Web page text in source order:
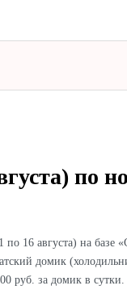
по
16 августа) на базе
домик
руб. за домик в сутки.